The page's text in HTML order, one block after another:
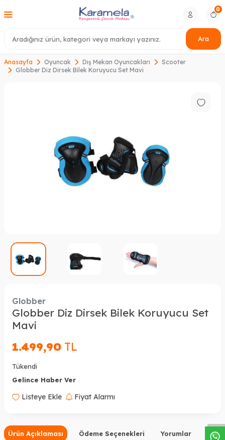
Ara
0
Anasayfa Oyuncak Dış Mekan Oyuncakları
Scooter
Globber Diz Dirsek Bilek Koruyucu Set Mavi
Globber
Globber Diz Dirsek Bilek Koruyucu Set
Mavi
1.499,90 TL
Tükendi
Gelince Haber Ver
Listeye Ekle Fiyat Alarmı
Ürün Açıklaması Ödeme Seçenekleri Yorumlar